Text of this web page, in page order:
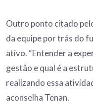
Outro ponto citado
da equipe por trás do
ativo. “Entender a
gestão e qual é a
realizando essa
aconselha Tenan.